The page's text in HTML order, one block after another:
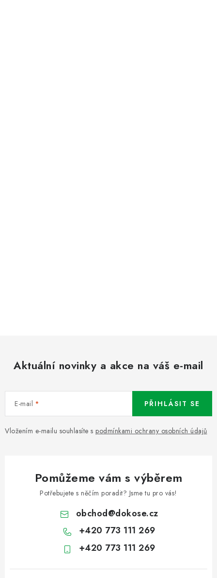
Aktuální novinky a akce na váš e-mail
E-mail
Vložením e-mailu souhlasíte s podmínkami ochrany osobních údajů
PŘIHLÁSIT SE
Pomůžeme vám s výběrem
Potřebujete s něčím poradit? Jsme tu pro vás!
obchod@dokose.cz
+420 773 111 269
+420 773 111 269